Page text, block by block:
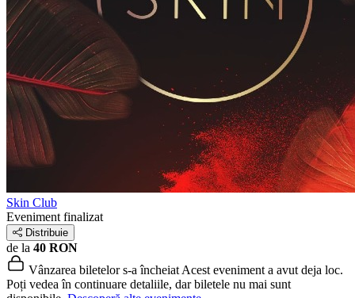
Skin Club
Eveniment finalizat
Distribuie
de la 40 RON
Vânzarea biletelor s-a încheiat Acest eveniment a avut deja loc.
Poți vedea în continuare detaliile, dar biletele nu mai sunt